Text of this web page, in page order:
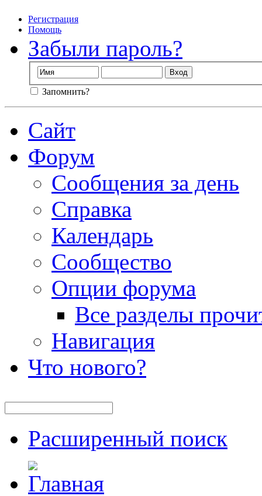
Регистрация
Помощь
Забыли пароль?
Запомнить?
Сайт
Форум
Сообщения за день
Справка
Календарь
Сообщество
Опции форума
Все разделы
Навигация
Что нового?
Расширенный поиск